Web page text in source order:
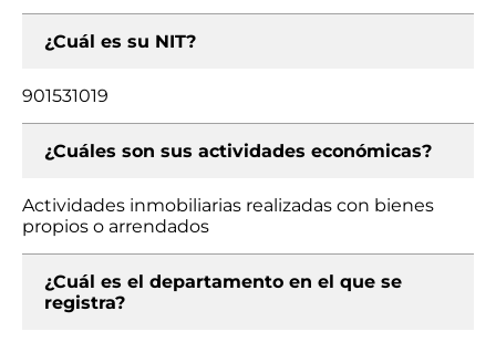
¿Cuál es su NIT?
901531019
¿Cuáles son sus actividades económicas?
Actividades inmobiliarias realizadas con bienes
propios o arrendados
¿Cuál es el departamento en el que se
registra?